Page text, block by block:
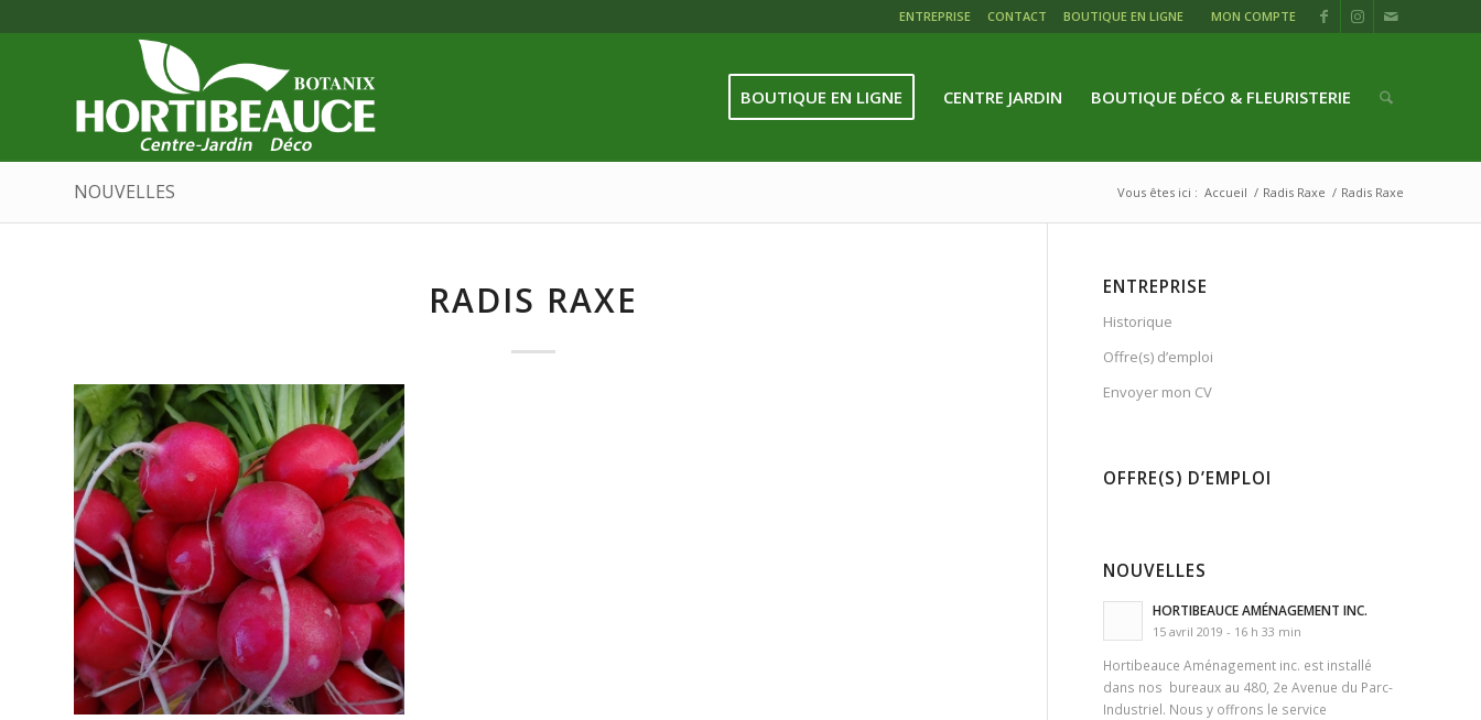
ENTREPRISE CONTACT BOUTIQUE EN LIGNE MON COMPTE
BOUTIQUE EN LIGNE CENTRE JARDIN BOUTIQUE DÉCO & FLEURISTERIE
NOUVELLES Vous êtes ici : Accueil / Radis Raxe / Radis Raxe
RADIS RAXE ENTREPRISE
Historique
Offre(s) d’emploi
Envoyer mon CV
OFFRE(S) D’EMPLOI
NOUVELLES
HORTIBEAUCE AMÉNAGEMENT INC.
15 avril 2019 - 16 h 33 min
Hortibeauce Aménagement inc. est installé
dans nos bureaux au 480, 2e Avenue du Parc-
Industriel. Nous y offrons le service